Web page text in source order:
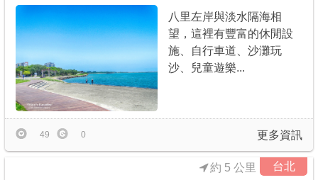
八里左岸與淡水隔海相
望，這裡有豐富的休閒設
施、自行車道、沙灘玩
沙、兒童遊樂...
更多資訊
49 0
台北
約 5 公里